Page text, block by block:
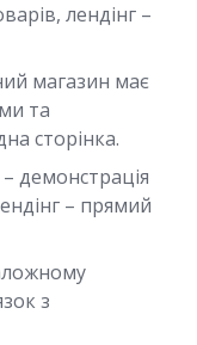
лендінг –
магазин має
та
сторінка.
демонстрація
– прямий
з